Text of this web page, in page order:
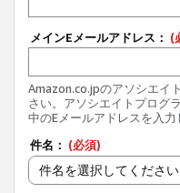
メインEメールアドレス： (
Amazon.co.jpのアソシエイ
さい。アソシエイトプログ
中のEメールアドレスを入力
件名： (必須)
件名を選択してください